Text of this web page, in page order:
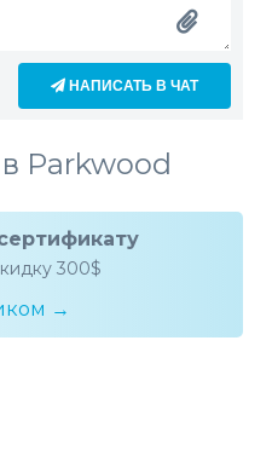
НАПИСАТЬ В ЧАТ
Parkwood
300$
→